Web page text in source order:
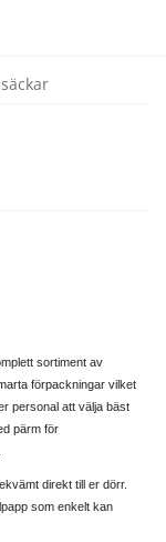
sortiment av
förpackningar vilket
personal att välja bäst
pärm för
direkt till er dörr.
som enkelt kan